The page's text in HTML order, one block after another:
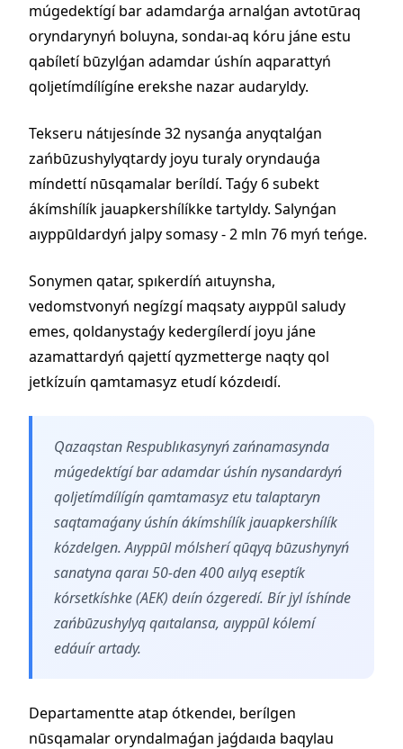
múgedektígí bar adamdarǵa arnalǵan avtotūraq
oryndarynyń boluyna, sondaı-aq kóru jáne estu
qabíletí būzylǵan adamdar úshín aqparattyń
qoljetímdílígíne erekshe nazar audaryldy.
Tekseru nátıjesínde 32 nysanǵa anyqtalǵan
zańbūzushylyqtardy joyu turaly oryndauǵa
míndettí nūsqamalar beríldí. Taǵy 6 subekt
ákímshílík jauapkershílíkke tartyldy. Salynǵan
aıyppūldardyń jalpy somasy - 2 mln 76 myń teńge.
Sonymen qatar, spıkerdíń aıtuynsha,
vedomstvonyń negízgí maqsaty aıyppūl saludy
emes, qoldanystaǵy kedergílerdí joyu jáne
azamattardyń qajettí qyzmetterge naqty qol
jetkízuín qamtamasyz etudí kózdeıdí.
Qazaqstan Respublıkasynyń zańnamasynda
múgedektígí bar adamdar úshín nysandardyń
qoljetímdílígín qamtamasyz etu talaptaryn
saqtamaǵany úshín ákímshílík jauapkershílík
kózdelgen. Aıyppūl mólsherí qūqyq būzushynyń
sanatyna qaraı 50-den 400 aılyq eseptík
kórsetkíshke (AEK) deıín ózgeredí. Bír jyl íshínde
zańbūzushylyq qaıtalansa, aıyppūl kólemí
edáuír artady.
Departamentte atap ótkendeı, berílgen
nūsqamalar oryndalmaǵan jaǵdaıda baqylau